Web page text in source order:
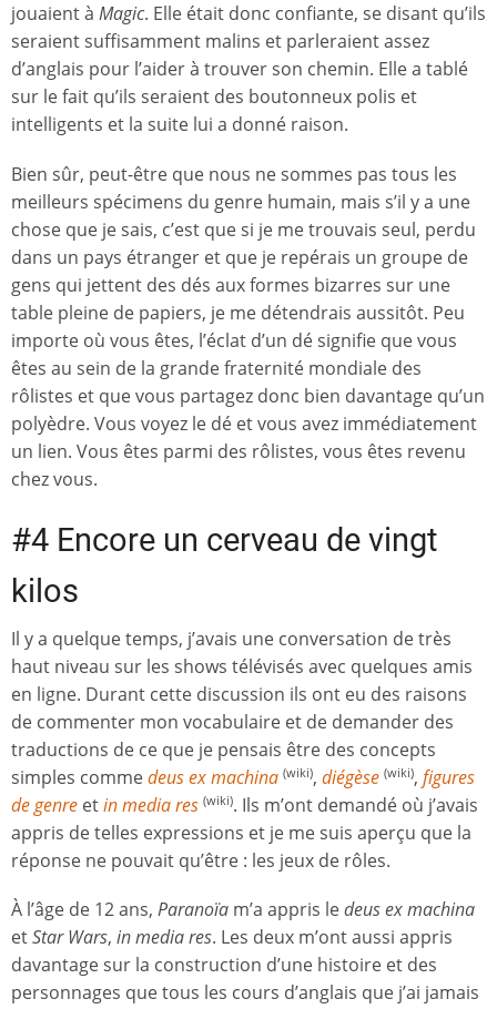
jouaient à Magic. Elle était donc confiante, se disant qu’ils
seraient suffisamment malins et parleraient assez
d’anglais pour l’aider à trouver son chemin. Elle a tablé
sur le fait qu’ils seraient des boutonneux polis et
intelligents et la suite lui a donné raison.
Bien sûr, peut-être que nous ne sommes pas tous les
meilleurs spécimens du genre humain, mais s’il y a une
chose que je sais, c’est que si je me trouvais seul, perdu
dans un pays étranger et que je repérais un groupe de
gens qui jettent des dés aux formes bizarres sur une
table pleine de papiers, je me détendrais aussitôt. Peu
importe où vous êtes, l’éclat d’un dé signifie que vous
êtes au sein de la grande fraternité mondiale des
rôlistes et que vous partagez donc bien davantage qu’un
polyèdre. Vous voyez le dé et vous avez immédiatement
un lien. Vous êtes parmi des rôlistes, vous êtes revenu
chez vous.
#4 Encore un cerveau de vingt
kilos
Il y a quelque temps, j’avais une conversation de très
haut niveau sur les shows télévisés avec quelques amis
en ligne. Durant cette discussion ils ont eu des raisons
de commenter mon vocabulaire et de demander des
traductions de ce que je pensais être des concepts
simples commedeus ex machina (wiki), diégèse (wiki), figures
de genre etin media res (wiki). Ils m’ont demandé où j’avais
appris de telles expressions et je me suis aperçu que la
réponse ne pouvait qu’être : les jeux de rôles.
À l’âge de 12 ans, Paranoïa m’a appris ledeus ex machina
etStar Wars, in media res. Les deux m’ont aussi appris
davantage sur la construction d’une histoire et des
personnages que tous les cours d’anglais que j’ai jamais